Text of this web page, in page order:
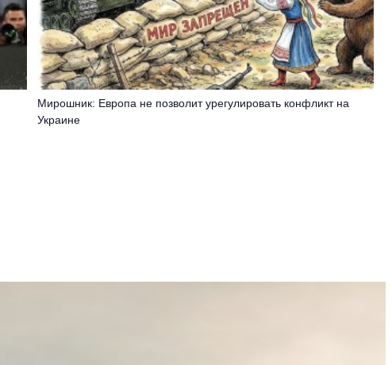
Мирошник: Европа не позволит урегулировать конфликт на
Украине